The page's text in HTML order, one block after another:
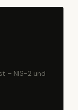
– NIS-2 und